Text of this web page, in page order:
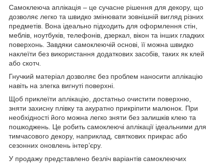
Самоклеюча аплікація – це сучасне рішення для декору, що
дозволяє легко та швидко змінювати зовнішній вигляд різних
предметів. Вона ідеально підходить для оформлення стін,
меблів, ноутбуків, телефонів, дзеркал, вікон та інших гладких
поверхонь. Завдяки самоклеючій основі, її можна швидко
наклеїти без використання додаткових засобів, таких як клей
або скотч.
Гнучкий матеріал дозволяє без проблем наносити аплікацію
навіть на злегка вигнуті поверхні.
Щоб приклеїти аплікацію, достатньо очистити поверхню,
зняти захисну плівку та акуратно прикріпити малюнок. При
необхідності його можна легко зняти без залишків клею та
пошкоджень. Це робить самоклеючі аплікації ідеальними для
тимчасового декору, наприклад, святкових прикрас або
сезонних оновлень інтер’єру.
У продажу представлено безліч варіантів самоклеючих